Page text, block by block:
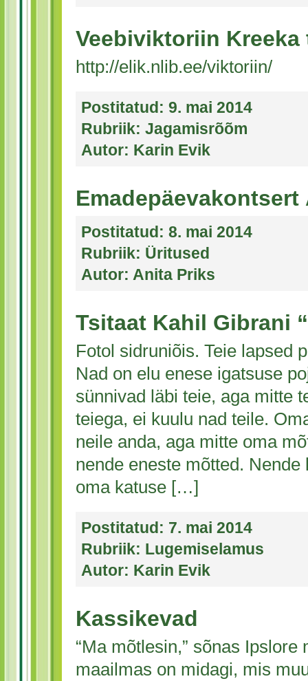
Veebiviktoriin Kreeka
http://elik.nlib.ee/viktoriin/
Postitatud: 9. mai 2014
Rubriik: Jagamisrõõm
Autor: Karin Evik
Emadepäevakontsert
Postitatud: 8. mai 2014
Rubriik: Üritused
Autor: Anita Priks
Tsitaat Kahil Gibrani
Fotol sidruniõis. Teie lapsed
Nad on elu enese igatsuse
sünnivad läbi teie, aga mitte
teiega, ei kuulu nad teile.
neile anda, aga mitte oma
nende eneste mõtted.
oma katuse […]
Postitatud: 7. mai 2014
Rubriik: Lugemiselamus
Autor: Karin Evik
Kassikevad
“Ma mõtlesin,” sõnas Ipslore
maailmas on midagi, mis